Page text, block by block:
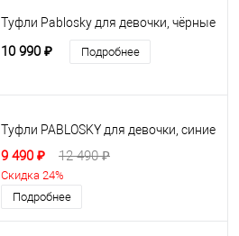
Туфли Pablosky для девочки, чёрные
10 990 ₽ Подробнее
Туфли PABLOSKY для девочки, синие
9 490 ₽ 12 490 ₽
Скидка 24%
Подробнее